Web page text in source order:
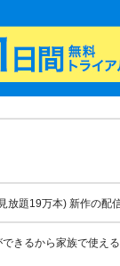
放題19万本) 新作の配
きるから家族で使え